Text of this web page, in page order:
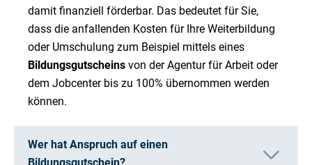
damit finanziell förderbar. Das bedeutet für Sie,
dass die anfallenden Kosten für Ihre Weiterbildung
oder Umschulung zum Beispiel mittels eines
Bildungsgutscheins von der Agentur für Arbeit oder
dem Jobcenter bis zu 100% übernommen werden
können.
Wer hat Anspruch auf einen